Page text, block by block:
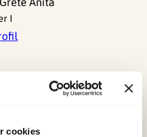
cookies
I
Tine Kristin